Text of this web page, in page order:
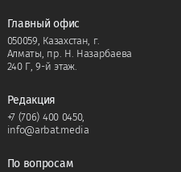
Главный офис
050059, Казахстан, г.
Алматы, пр. Н. Назарбаева
240 Г, 9-й этаж.
Редакция
+7 (706) 400 0450,
info@arbat.media
По вопросам